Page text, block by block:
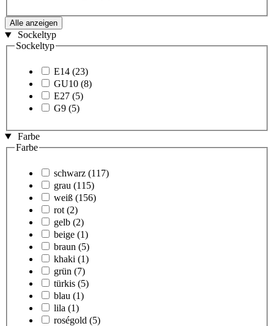
Alle anzeigen
Sockeltyp
Sockeltyp
E14 (23)
GU10 (8)
E27 (5)
G9 (5)
Farbe
Farbe
schwarz (117)
grau (115)
weiß (156)
rot (2)
gelb (2)
beige (1)
braun (5)
khaki (1)
grün (7)
türkis (5)
blau (1)
lila (1)
roségold (5)